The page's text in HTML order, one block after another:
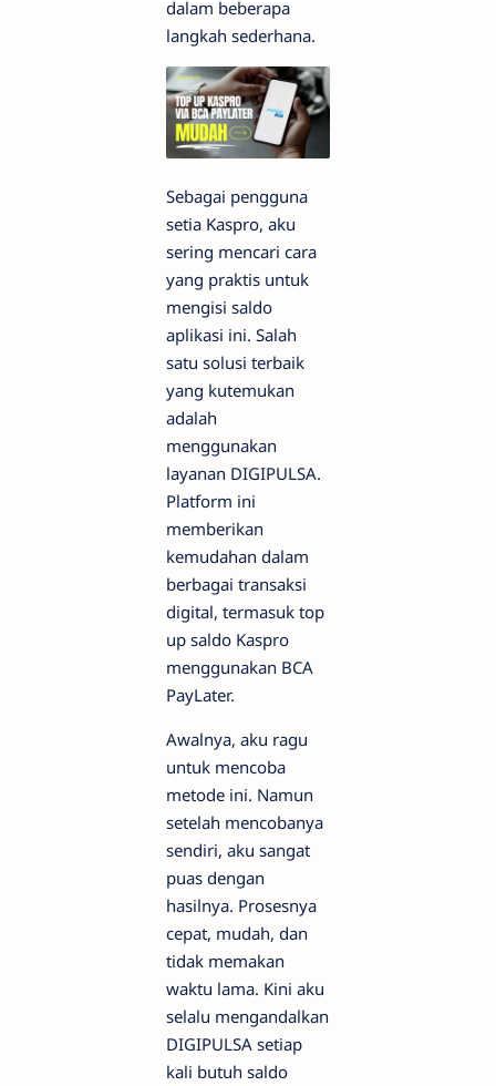
dalam beberapa
langkah sederhana.
Sebagai pengguna
setia Kaspro, aku
sering mencari cara
yang praktis untuk
mengisi saldo
aplikasi ini. Salah
satu solusi terbaik
yang kutemukan
adalah
menggunakan
layanan DIGIPULSA.
Platform ini
memberikan
kemudahan dalam
berbagai transaksi
digital, termasuk top
up saldo Kaspro
menggunakan BCA
PayLater.
Awalnya, aku ragu
untuk mencoba
metode ini. Namun
setelah mencobanya
sendiri, aku sangat
puas dengan
hasilnya. Prosesnya
cepat, mudah, dan
tidak memakan
waktu lama. Kini aku
selalu mengandalkan
DIGIPULSA setiap
kali butuh saldo